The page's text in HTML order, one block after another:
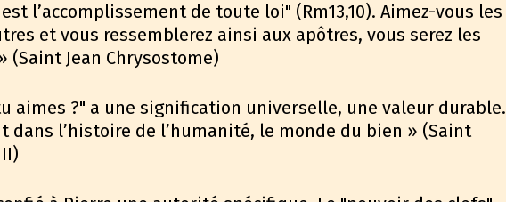
l’accomplissement de toute loi" (Rm13,10). Aimez-vous les
et vous ressemblerez ainsi aux apôtres, vous serez les
(Saint Jean Chrysostome)
aimes ?" a une signification universelle, une valeur durable.
dans l’histoire de l’humanité, le monde du bien » (Saint